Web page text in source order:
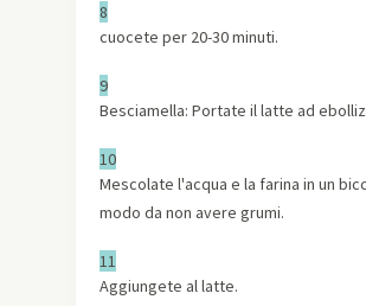
8
cuocete per 20-30 minuti.
9
Besciamella: Portate il latte ad
10
Mescolate l'acqua e la farina in un
modo da non avere grumi.
11
Aggiungete al latte.